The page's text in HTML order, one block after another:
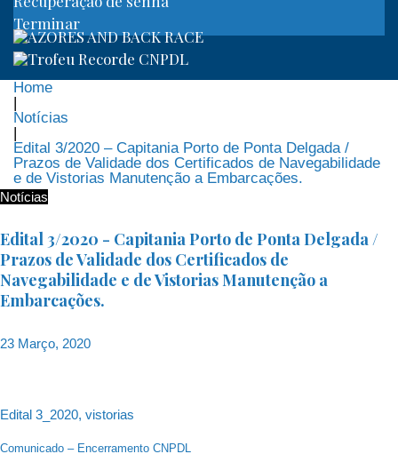
Terminar
Home
|
Notícias
|
Edital 3/2020 – Capitania Porto de Ponta Delgada /
Prazos de Validade dos Certificados de Navegabilidade
e de Vistorias Manutenção a Embarcações.
Notícias
Edital 3/2020 - Capitania Porto de Ponta Delgada /
Prazos de Validade dos Certificados de
Navegabilidade e de Vistorias Manutenção a
Embarcações.
23 Março, 2020
Edital 3_2020, vistorias
Navegação
Comunicado – Encerramento CNPDL